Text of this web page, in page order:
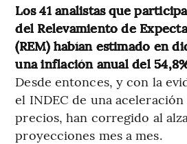
Los 41 analistas que
del Relevamiento de
(REM) habían estimado en
una inflación anual del
Desde entonces, y con la
el INDEC de una aceleración
precios, han corregido al
proyecciones mes a mes.